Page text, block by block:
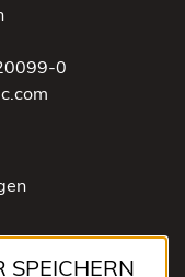
0
SPEICHERN